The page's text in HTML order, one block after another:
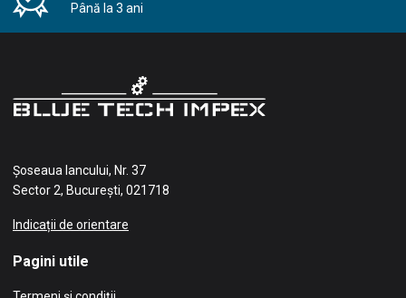
Până la 3 ani
Șoseaua Iancului, Nr. 37
Sector 2, București, 021718
Indicații de orientare
Pagini utile